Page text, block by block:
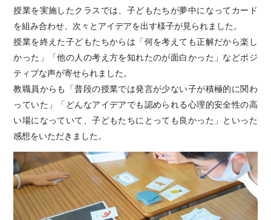
授業を実施したクラスでは、子どもたちが夢中になってカード
を組み合わせ、次々とアイデアを出す様子が見られました。
授業を終えた子どもたちからは「何を考えても正解だから楽し
かった」「他の人の考え方を知れたのが面白かった」などポジ
ティブな声が寄せられました。
教職員からも「普段の授業では発言が少ない子が積極的に関わ
っていた」「どんなアイデアでも認められる心理的安全性の高
い場になっていて、子どもたちにとっても良かった」といった
感想をいただきました。